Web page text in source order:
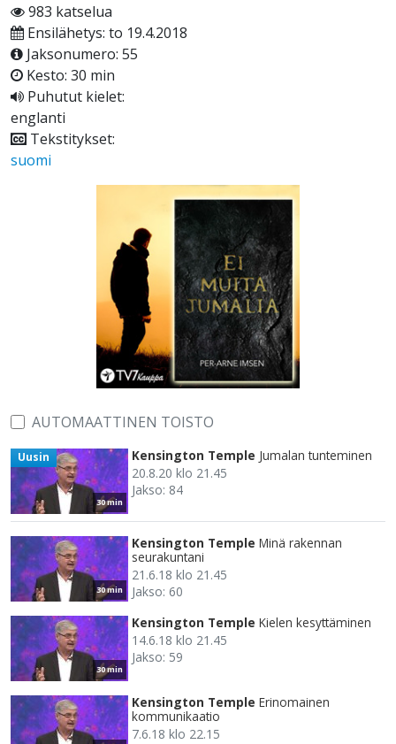
983 katselua
Ensilähetys: to 19.4.2018
Jaksonumero: 55
Kesto: 30 min
Puhutut kielet:
englanti
Tekstitykset:
suomi
AUTOMAATTINEN TOISTO
30 min
Uusin Kensington Temple Jumalan tunteminen
20.8.20 klo 21.45
Jakso: 84
30 min
Kensington Temple Minä rakennan
seurakuntani
21.6.18 klo 21.45
Jakso: 60
30 min
Kensington Temple Kielen kesyttäminen
14.6.18 klo 21.45
Jakso: 59
Kensington Temple Erinomainen
kommunikaatio
7.6.18 klo 22.15